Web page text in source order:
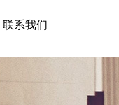
联系我们